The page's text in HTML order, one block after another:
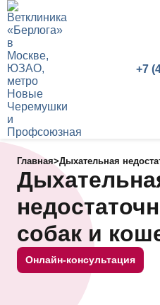
+7
Главная>Дыхательная
собак и
Онлайн-консультация